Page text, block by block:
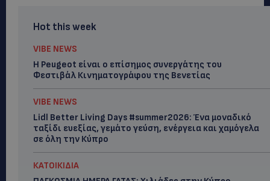
Hot this week
VIBE NEWS
Η Peugeot είναι ο επίσημος συνεργάτης του
Φεστιβάλ Κινηματογράφου της Βενετίας
VIBE NEWS
Lidl Better Living Days #summer2026: Ένα μοναδικό
ταξίδι ευεξίας, γεμάτο γεύση, ενέργεια και χαμόγελα
σε όλη την Κύπρο
ΚΑΤΟΙΚΙΔΙΑ